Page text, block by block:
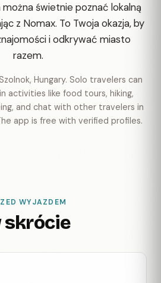
świetnie poznać lokalną
z Nomax. To Twoja okazja, by
i odkrywać miasto
razem.
Hungary. Solo travelers can
activities like food tours, hiking,
and chat with other travelers in
app is free with verified profiles.
WYJAZDEM
skrócie